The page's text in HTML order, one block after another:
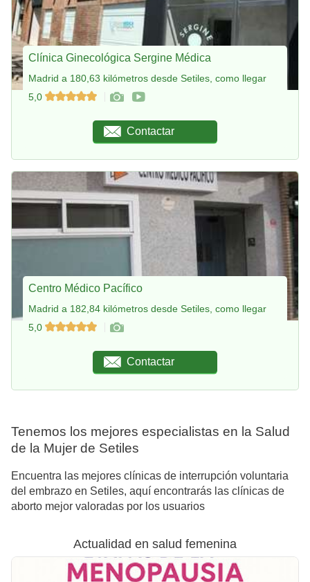
Clínica Ginecológica Sergine Médica
Madrid a 180,63 kilómetros desde Setiles, como llegar
5,0
Contactar
Centro Médico Pacífico
Madrid a 182,84 kilómetros desde Setiles, como llegar
5,0
Contactar
Tenemos los mejores especialistas en la Salud
de la Mujer de Setiles
Encuentra las mejores clínicas de interrupción voluntaria
del embrazo en Setiles, aquí encontrarás las clínicas de
aborto mejor valoradas por los usuarios
Actualidad en salud femenina